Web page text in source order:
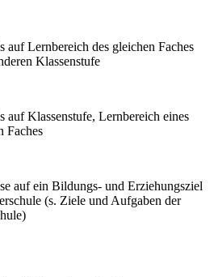
auf Lernbereich des gleichen Faches
Klassenstufe
auf Klassenstufe, Lernbereich eines
Faches
auf ein Bildungs- und Erziehungsziel
(s. Ziele und Aufgaben der